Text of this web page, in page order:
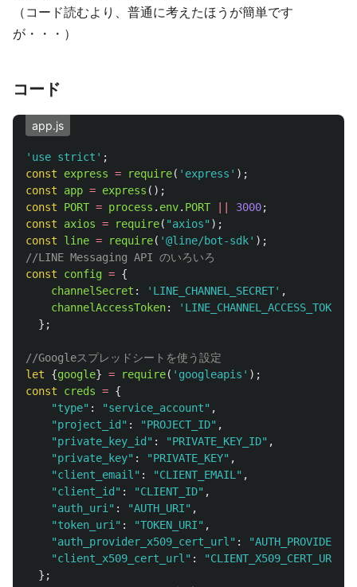
（コード読むより、普通に考えたほうが簡単です
が・・・）
コード
app.js
' use strict ' ;
const
express = require( ' express ' );
const
app = express ();
const
PORT = process . env. PORT 3000;
const
axios = require( "axios" );
const
line = require( '@line/bot-sdk' );
//LINE Messaging API のいろいろ
const
config = {
channelSecret : ' LINE_CHANNEL_SECRET' ,
channelAccessToken: ' LINE_CHANNEL_ACCESS_TOKEN
};
//Googleスプレッドシートを使う設定
let
{google} = require( ' googleapis ' );
const
creds = {
"type" : "service_account" ,
"project_id " : "PROJECT_ID" ,
"private_key_id " : "PRIVATE_KEY_ID" ,
"private_key" : "PRIVATE_KEY" ,
"client_email " : "CLIENT_EMAIL " ,
"client_id " : "CLIENT_ID" ,
"auth_uri " : "AUTH_URI" ,
"token_uri " : "TOKEN_URI" ,
"auth_provider_x509_cert_url " : "
"client_x509_cert_url " : "CLIENT_X509_CERT_URL
};